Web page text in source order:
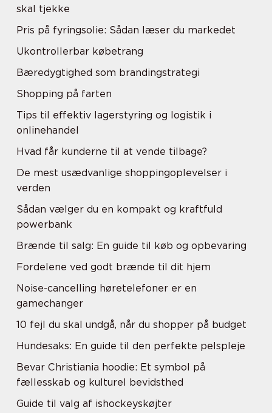
skal tjekke
Pris på fyringsolie: Sådan læser du markedet
Ukontrollerbar købetrang
Bæredygtighed som brandingstrategi
Shopping på farten
Tips til effektiv lagerstyring og logistik i
onlinehandel
Hvad får kunderne til at vende tilbage?
De mest usædvanlige shoppingoplevelser i
verden
Sådan vælger du en kompakt og kraftfuld
powerbank
Brænde til salg: En guide til køb og opbevaring
Fordelene ved godt brænde til dit hjem
Noise-cancelling høretelefoner er en
gamechanger
10 fejl du skal undgå, når du shopper på budget
Hundesaks: En guide til den perfekte pelspleje
Bevar Christiania hoodie: Et symbol på
fællesskab og kulturel bevidsthed
Guide til valg af ishockeyskøjter